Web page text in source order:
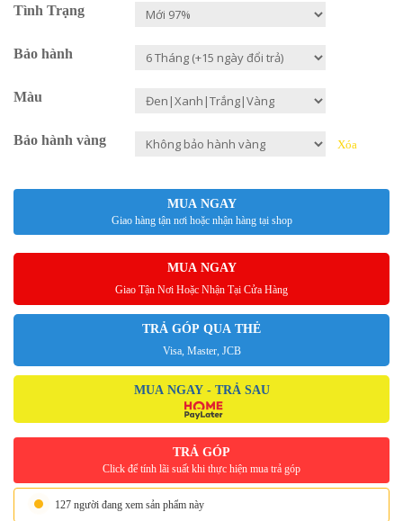
Tình Trạng
Bảo hành
Màu
Bảo hành vàng Xóa
MUA NGAY
Giao hàng tận nơi hoặc nhận hàng tại shop
MUA NGAY
Giao Tận Nơi Hoặc Nhận Tại Cửa Hàng
TRẢ GÓP QUA THẺ
Visa, Master, JCB
MUA NGAY - TRẢ SAU
TRẢ GÓP
Click để tính lãi suất khi thực hiện mua trả góp
127 người đang xem sản phẩm này